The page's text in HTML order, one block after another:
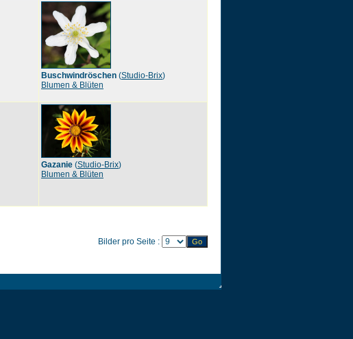
Buschwindröschen (Studio-Brix)
Blumen & Blüten
Gazanie (Studio-Brix)
Blumen & Blüten
Bilder pro Seite :